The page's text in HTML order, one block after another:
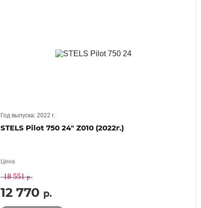
Год выпуска:2022г.
STELS Pilot 750 24" Z010 (2022г.)
Цена
18 551р.
12 770 р.